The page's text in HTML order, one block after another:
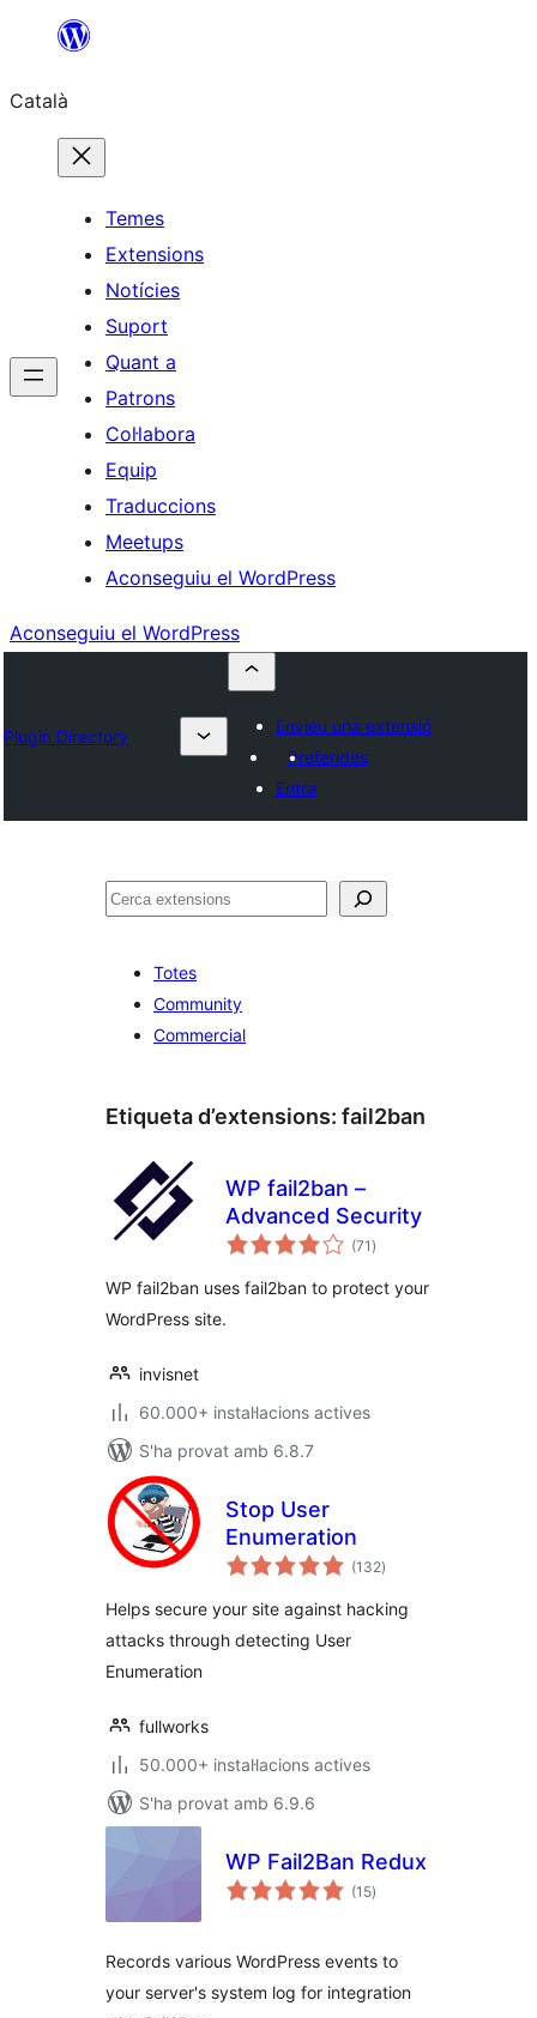
contingut
Català
Temes
Extensions
Notícies
Suport
Quant a
Patrons
Col·labora
Equip
Traduccions
Meetups
Aconseguiu el WordPress
Aconseguiu el WordPress
Plugin Directory
Envieu una extensió
Preferides
Entra
Cerca
Totes
Community
Commercial
Etiqueta d’extensions: fail2ban
WP fail2ban –
Advanced Security
(71 puntuacions
totals
)
WP fail2ban uses fail2ban to protect your
WordPress site.
invisnet
60.000+ instal·lacions actives
S'ha provat amb 6.8.7
Stop User
Enumeration
(132puntuacions
totals
)
Helps secure your site against hacking
attacks through detecting User
Enumeration
fullworks
50.000+ instal·lacions actives
S'ha provat amb 6.9.6
WP Fail2Ban Redux
(15puntuacions
totals
)
Records various WordPress events to
your server's system log for integration